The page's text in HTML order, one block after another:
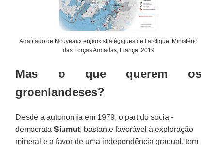
Adaptado de Nouveaux enjeux stratégiques de l’arctique, Ministério
das Forças Armadas, França, 2019
Mas o que querem os
groenlandeses?
Desde a autonomia em 1979, o partido social-
democrataSiumut, bastante favorável à exploração
mineral e a favor de uma independência gradual, tem